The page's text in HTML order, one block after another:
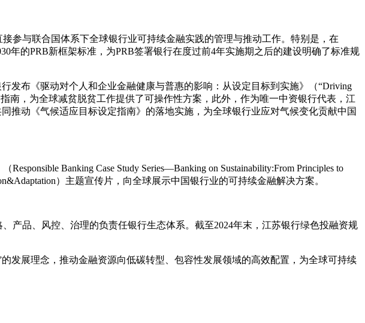
参与联合国体系下全球银行业可持续金融实践的管理与推动工作。特别是，在
年的PRB新框架标准，为PRB签署银行在度过前4年实施期之后的建设明确了标准规
发布《驱动对个人和企业金融健康与普惠的影响：从设定目标到实施》（“Driving
）指南，为全球减贫脱贫工作提供了可操作性方案，此外，作为唯一中资银行代表，江
推动《气候适应目标设定指南》的落地实施，为全球银行业应对气候变化贡献中国
Banking Case Study Series—Banking on Sustainability:From Principles to
）主题宣传片，向全球展示中国银行业的可持续金融解决方案。
产品、风控、治理的负责任银行生态体系。截至2024年末，江苏银行绿色投融资规
发展理念，推动金融资源向低碳转型、包容性发展领域的高效配置，为全球可持续